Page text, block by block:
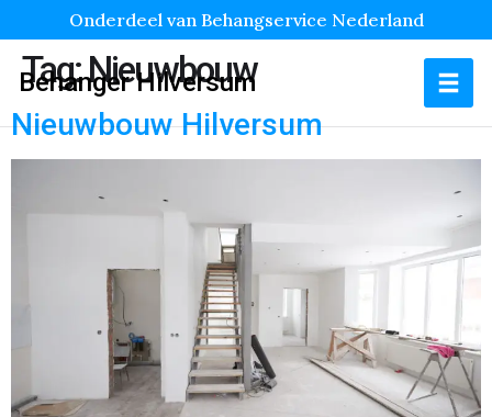
Onderdeel van Behangservice Nederland
Behanger Hilversum
Tag:Nieuwbouw
Nieuwbouw Hilversum